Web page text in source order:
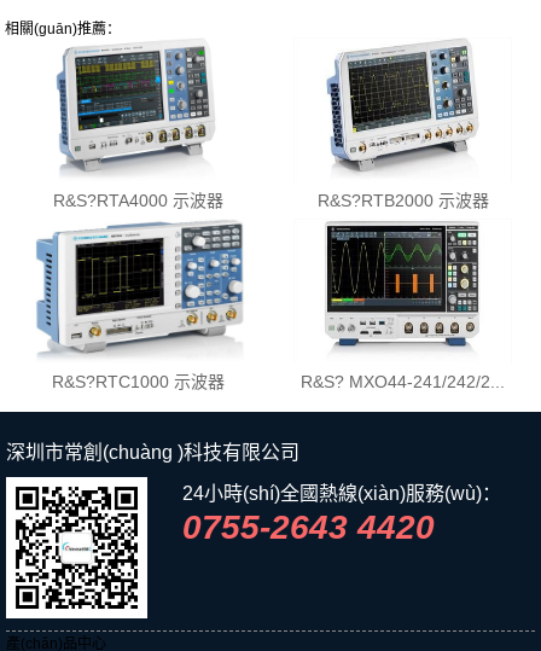
相關(guān)推薦：
R&S?RTA4000 示波器 R&S?RTB2000 示波器
R&S?RTC1000 示波器 R&S? MXO44-241/242/2...
深圳市常創(chuàng )科技有限公司
24小時(shí)全國熱線(xiàn)服務(wù)：
0755-2643 4420
產(chǎn)品中心